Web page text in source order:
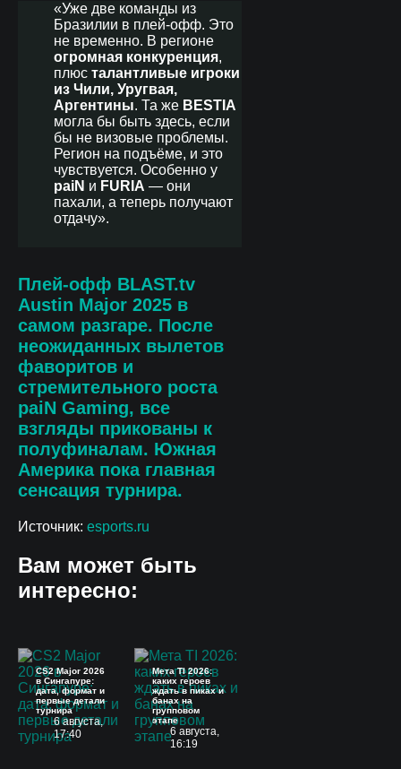
«Уже две команды из
Бразилии в плей-офф. Это
не временно. В регионе
огромная конкуренция,
плюс талантливые игроки
из Чили, Уругвая,
Аргентины. Та же BESTIA
могла бы быть здесь, если
бы не визовые проблемы.
Регион на подъёме, и это
чувствуется. Особенно у
paiN и FURIA — они
пахали, а теперь получают
отдачу».
Плей-офф BLAST.tv
Austin Major 2025 в
самом разгаре. После
неожиданных вылетов
фаворитов и
стремительного роста
paiN Gaming, все
взгляды прикованы к
полуфиналам. Южная
Америка пока главная
сенсация турнира.
Источник: esports.ru
Вам может быть
интересно:
CS2 Major 2026
в Сингапуре:
дата, формат и
первые детали
турнира
6 августа,
17:40
Мета TI 2026:
каких героев
ждать в пиках и
банах на
групповом
этапе
6 августа,
16:19